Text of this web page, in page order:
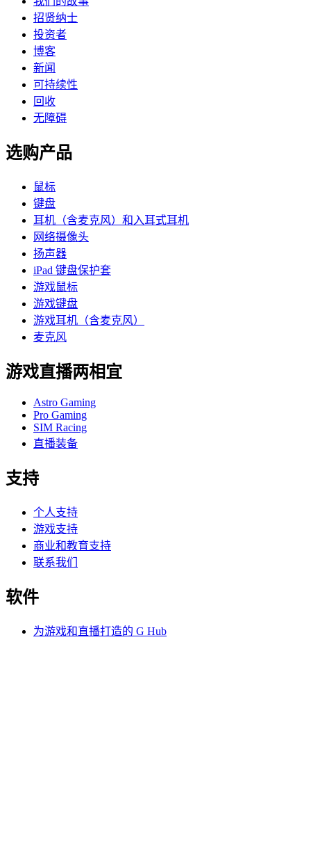
招贤纳士
投资者
博客
新闻
可持续性
回收
无障碍
选购产品
鼠标
键盘
耳机（含麦克风）和入耳式耳机
网络摄像头
扬声器
iPad 键盘保护套
游戏鼠标
游戏键盘
游戏耳机（含麦克风）
麦克风
游戏直播两相宜
Astro Gaming
Pro Gaming
SIM Racing
直播装备
支持
个人支持
游戏支持
商业和教育支持
联系我们
软件
为游戏和直播打造的 G Hub